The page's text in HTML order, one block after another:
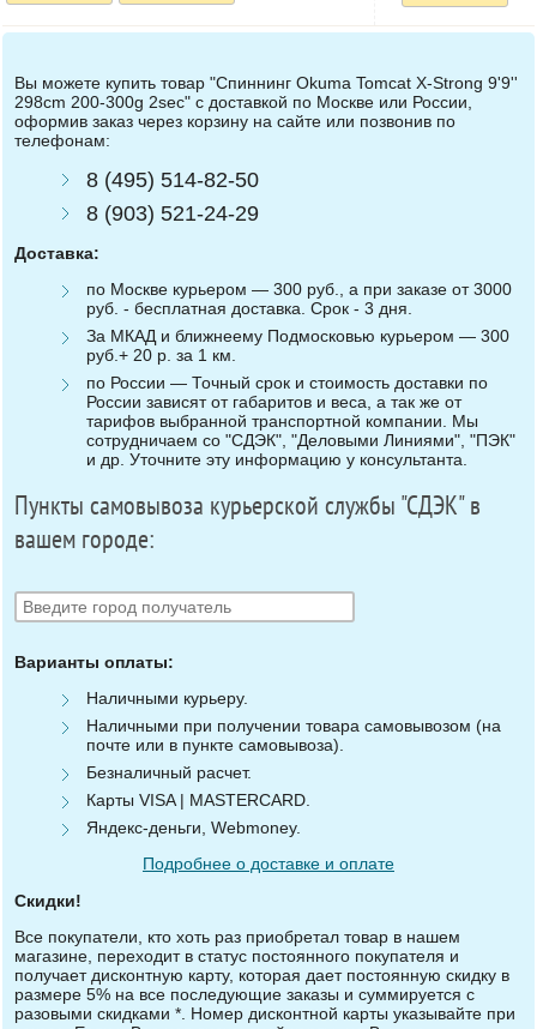
Вы можете купить товар "Спиннинг Okuma Tomcat X-Strong 9'9''
298cm 200-300g 2sec" с доставкой по Москве или России,
оформив заказ через корзину на сайте или позвонив по
телефонам:
8 (495) 514-82-50
8 (903) 521-24-29
Доставка:
по Москве курьером — 300 руб., а при заказе от 3000
руб. - бесплатная доставка. Срок - 3 дня.
За МКАД и ближнеему Подмосковью курьером — 300
руб.+ 20 р. за 1 км.
по России — Точный срок и стоимость доставки по
России зависят от габаритов и веса, а так же от
тарифов выбранной транспортной компании. Мы
сотрудничаем со "СДЭК", "Деловыми Линиями", "ПЭК"
и др. Уточните эту информацию у консультанта.
Пункты самовывоза курьерской службы "СДЭК" в
вашем городе:
Варианты оплаты:
Наличными курьеру.
Наличными при получении товара самовывозом (на
почте или в пункте самовывоза).
Безналичный расчет.
Карты VISA | MASTERCARD.
Яндекс-деньги, Webmoney.
Подробнее о доставке и оплате
Скидки!
Все покупатели, кто хоть раз приобретал товар в нашем
магазине, переходит в статус постоянного покупателя и
получает дисконтную карту, которая дает постоянную скидку в
размере 5% на все последующие заказы и суммируется с
разовыми скидками *. Номер дисконтной карты указывайте при